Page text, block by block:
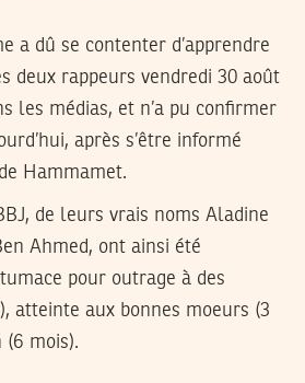
a dû se contenter d’apprendre
deux rappeurs vendredi 30 août
les médias, et n’a pu confirmer
après s’être informé
Hammamet.
de leurs vrais noms Aladine
Ahmed, ont ainsi été
pour outrage à des
atteinte aux bonnes moeurs (3
(6 mois).